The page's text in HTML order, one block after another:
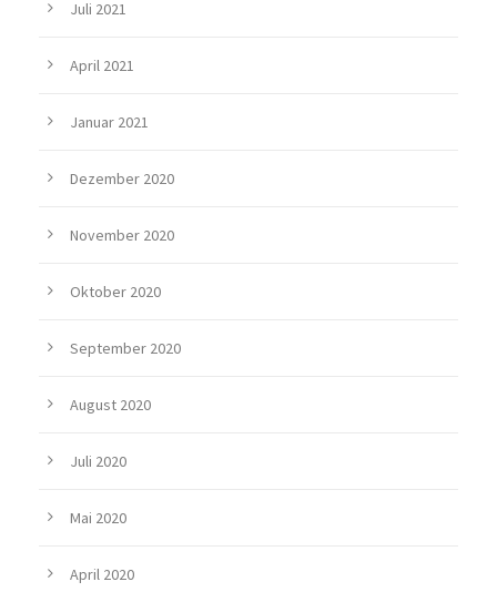
Juli 2021
April 2021
Januar 2021
Dezember 2020
November 2020
Oktober 2020
September 2020
August 2020
Juli 2020
Mai 2020
April 2020